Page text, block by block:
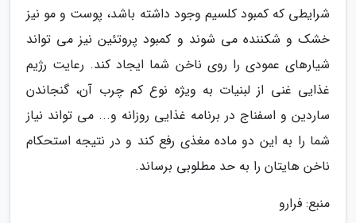
شرایطی که کمبود کلسیم وجود داشته باشد، پوست و مو نیز
خشک و شکننده می شوند و کمبود پروتئین نیز می تواند
شیارهای عمودی را روی ناخن شما ایجاد کند. رعایت رژیم
غذایی غنی از لبنیات به ویژه نوع کم چرب آن، گنجاندن
ساردین و اسفناج در برنامه غذایی روزانه و... می تواند نیاز
شما را به این دو ماده مغذی رفع کند و در نتیجه استحکام
ناخن هایتان را به حد مطلوبی برساند.
منبع: فرارو